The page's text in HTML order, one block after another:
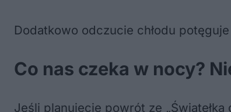
Dodatkowo odczucie chłodu potęguje
Co nas czeka w nocy?
Jeśli planujecie powrót ze